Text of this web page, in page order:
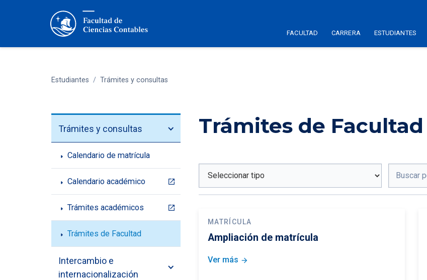
FACULTAD CARRERA ESTUDIANTES
Estudiantes / Trámites y consultas
Trámites y consultas
Calendario de matrícula
Calendario académico
Trámites académicos
Trámites de Facultad
Intercambio e
internacionalización
Trámites de Facultad
MATRÍCULA
Ampliación de matrícula
Ver más arrow_forward